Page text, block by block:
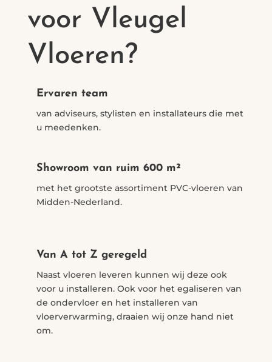
voor Vleugel
Vloeren?
Ervaren team
van adviseurs, stylisten en installateurs die met
u meedenken.
Showroom van ruim 600 m²
met het grootste assortiment PVC-vloeren van
Midden-Nederland.
Van A tot Z geregeld
Naast vloeren leveren kunnen wij deze ook
voor u installeren. Ook voor het egaliseren van
de ondervloer en het installeren van
vloerverwarming, draaien wij onze hand niet
om.